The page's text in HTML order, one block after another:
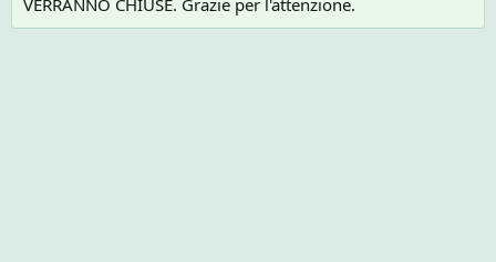
VERRANNO CHIUSE. Grazie per l'attenzione.